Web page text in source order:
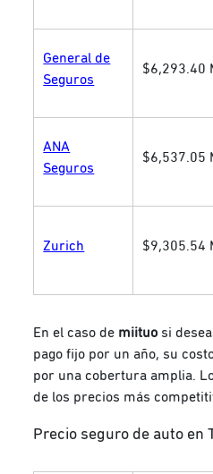
General de
Seguros
$6,293.40
ANA
Seguros
$6,537.05
Zurich $9,305.54
En el caso de miituo si
pago fijo por un año, su
por una cobertura amplia.
de los precios más
Precio seguro de auto en